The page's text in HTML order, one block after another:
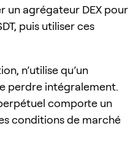
un agrégateur DEX pour
puis utiliser ces
n’utilise qu’un
perdre intégralement.
comporte un
conditions de marché